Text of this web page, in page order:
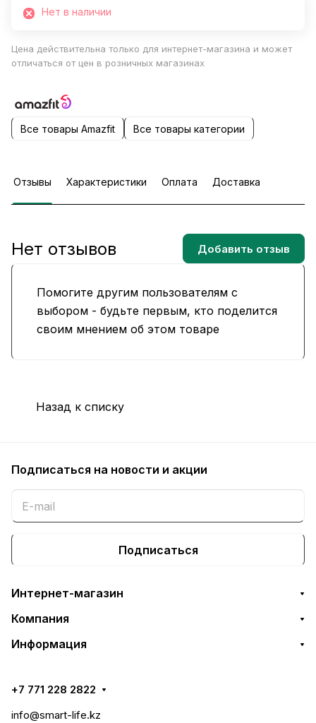
Нет в наличии
Цена действительна только для интернет-магазина и может
отличаться от цен в розничных магазинах
Все товары Amazfit Все товары категории
Отзывы Характеристики Оплата Доставка
Помогите другим пользователям с
выбором - будьте первым, кто поделится
своим мнением об этом товаре
Нет отзывов Добавить отзыв
Назад к списку
Подписаться на новости и акции
Подписаться
Интернет-магазин
Компания
Информация
+7 771 228 2822
info@smart-life.kz